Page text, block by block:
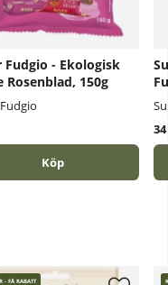
Fudgio - Ekologisk
Rosenblad, 150g
Köp
- FÅ RABATT